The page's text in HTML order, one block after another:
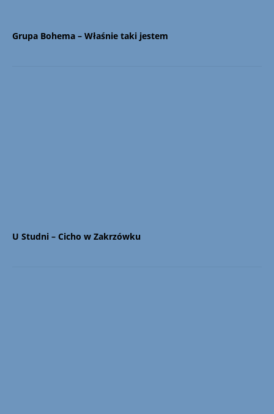
Grupa Bohema – Właśnie taki jestem
U Studni – Cicho w Zakrzówku